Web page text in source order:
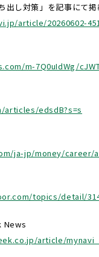
し対策」を記事にて掲
article/20260602-
m-7Q0uIdWg/
edsdB?s=s
ja-jp/money/career/
topics/detail/
News
article/